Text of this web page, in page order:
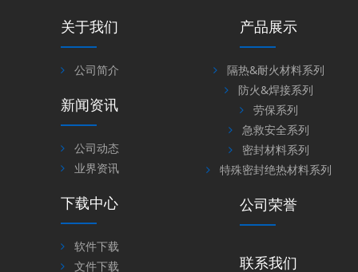
关于我们
公司简介
产品展示
隔热&耐火材料系列
防火&焊接系列
劳保系列
急救安全系列
密封材料系列
特殊密封绝热材料系列
新闻资讯
公司动态
业界资讯
下载中心
软件下载
文件下载
公司荣誉
联系我们